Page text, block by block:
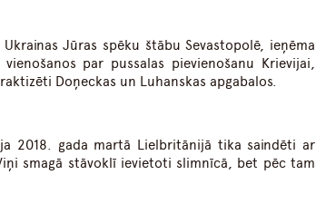
Jūras spēku štābu Sevastopolē, ieņēma
par pussalas pievienošanu Krievijai,
Doņeckas un Luhanskas apgabalos.
2018. gada martā Lielbritānijā tika saindēti ar
smagā stāvoklī ievietoti slimnīcā, bet pēc tam